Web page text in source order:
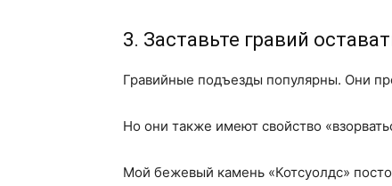
3. Заставьте гравий
Гравийные подъезды популярны. Они
Но они также имеют свойство
Мой бежевый камень «Котсуолдс»